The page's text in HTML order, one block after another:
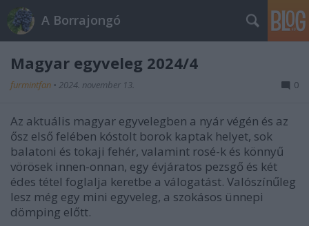
A Borrajongó
Magyar egyveleg 2024/4
furmintfan • 2024. november 13. 0
Az aktuális magyar egyvelegben a nyár végén és az
ősz első felében kóstolt borok kaptak helyet, sok
balatoni és tokaji fehér, valamint rosé-k és könnyű
vörösek innen-onnan, egy évjáratos pezsgő és két
édes tétel foglalja keretbe a válogatást. Valószínűleg
lesz még egy mini egyveleg, a szokásos ünnepi
dömping előtt.